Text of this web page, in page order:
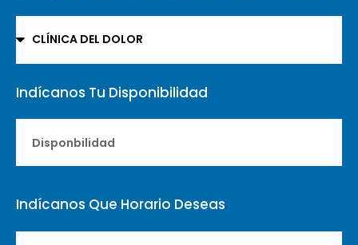
Indícanos Tu Disponibilidad
Indícanos Que Horario Deseas